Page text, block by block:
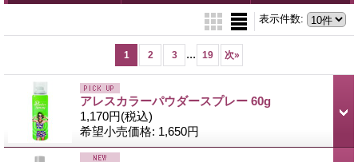
表示件数:
1 2 3 ... 19 次»
アレスカラーパウダースプレー 60g
1,170円(税込)
希望小売価格: 1,650円